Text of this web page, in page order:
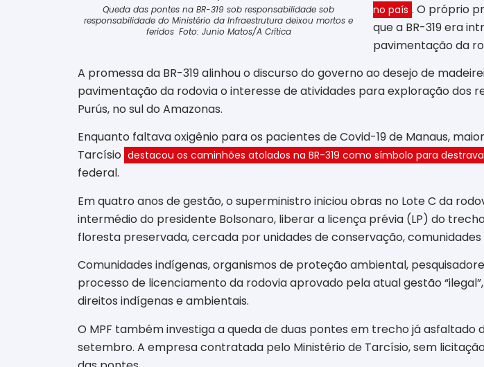
Queda das pontes na BR-319 sob responsabilidade sob
responsabilidade do Ministério da Infraestrutura deixou mortos e
feridos Foto: Junio Matos/A Crítica
no país . O próprio
que a BR-319 era
pavimentação da
A promessa da BR-319 alinhou o discurso do governo ao desejo de
pavimentação da rodovia o interesse de atividades para exploração dos
Purús, no sul do Amazonas.
Enquanto faltava oxigênio para os pacientes de Covid-19 de Manaus,
Tarcísio destacou os caminhões atolados na BR-319 como símbolo para
federal.
Em quatro anos de gestão, o superministro iniciou obras no Lote C da
intermédio do presidente Bolsonaro, liberar a licença prévia (LP) do
floresta preservada, cercada por unidades de conservação, comunidades
Comunidades indígenas, organismos de proteção ambiental,
processo de licenciamento da rodovia aprovado pela atual gestão
direitos indígenas e ambientais.
O MPF também investiga a queda de duas pontes em trecho já
setembro. A empresa contratada pelo Ministério de Tarcísio, sem